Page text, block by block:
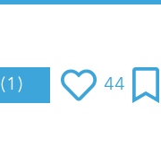
(1) 44